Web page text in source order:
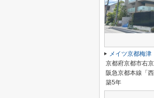
メイツ京都梅津
京都府京都市右
阪急京都本線「
築5年